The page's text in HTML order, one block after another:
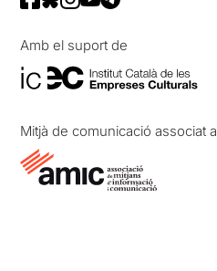
Amb el suport de
Mitjà de comunicació associat a